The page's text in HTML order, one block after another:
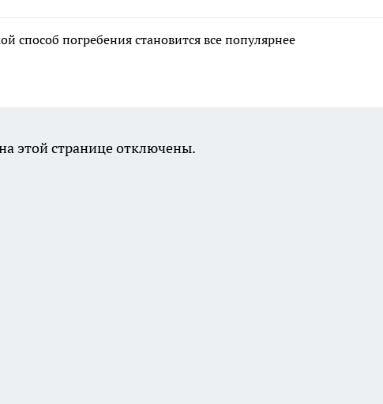
способ погребения становится все популярнее
этой странице отключены.